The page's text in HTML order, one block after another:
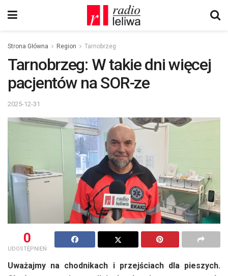
Strona Główna Region Tarnobrzeg
Tarnobrzeg: W takie dni więcej
pacjentów na SOR-ze
2025-12-31
0
UDOSTĘPNIEŃ
Uważajmy na chodnikach i przejściach dla pieszych.